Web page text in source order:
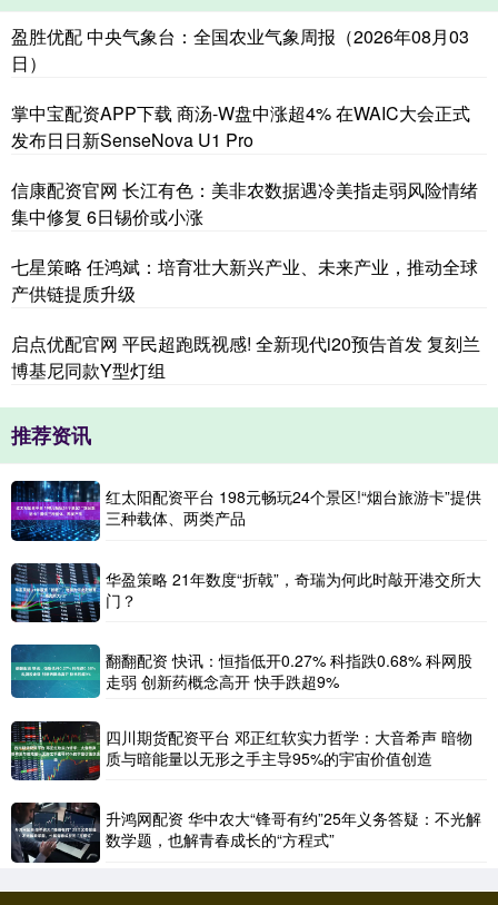
盈胜优配 中央气象台：全国农业气象周报（2026年08月03
日）
掌中宝配资APP下载 商汤-W盘中涨超4% 在WAIC大会正式
发布日日新SenseNova U1 Pro
信康配资官网 长江有色：美非农数据遇冷美指走弱风险情绪
集中修复 6日锡价或小涨
七星策略 任鸿斌：培育壮大新兴产业、未来产业，推动全球
产供链提质升级
启点优配官网 平民超跑既视感! 全新现代i20预告首发 复刻兰
博基尼同款Y型灯组
推荐资讯
红太阳配资平台 198元畅玩24个景区!“烟台旅游卡”提供
三种载体、两类产品
华盈策略 21年数度“折戟”，奇瑞为何此时敲开港交所大
门？
翻翻配资 快讯：恒指低开0.27% 科指跌0.68% 科网股
走弱 创新药概念高开 快手跌超9%
四川期货配资平台 邓正红软实力哲学：大音希声 暗物
质与暗能量以无形之手主导95%的宇宙价值创造
升鸿网配资 华中农大“锋哥有约”25年义务答疑：不光解
数学题，也解青春成长的“方程式”